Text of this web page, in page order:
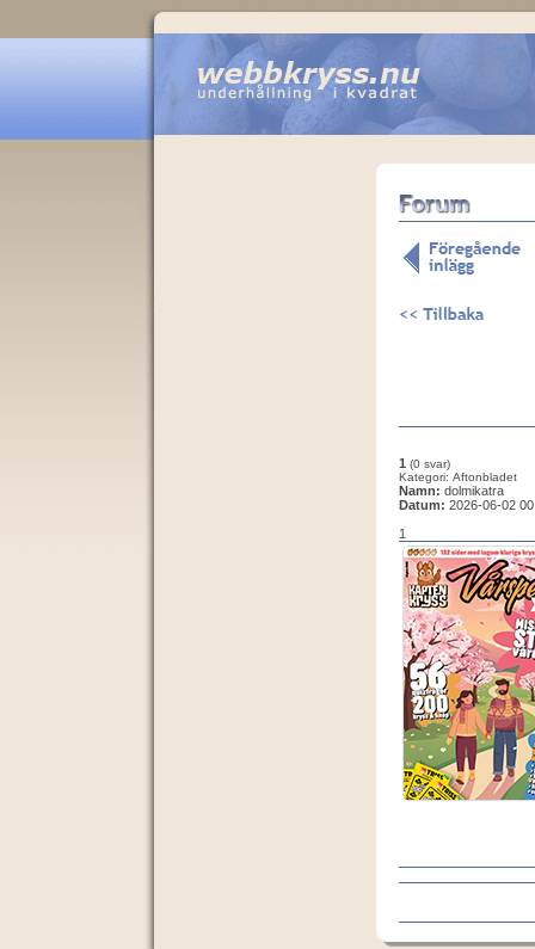
1 (0 svar)
Kategori: Aftonbladet
Namn: dolmikatra
Datum: 2026-06-02
1